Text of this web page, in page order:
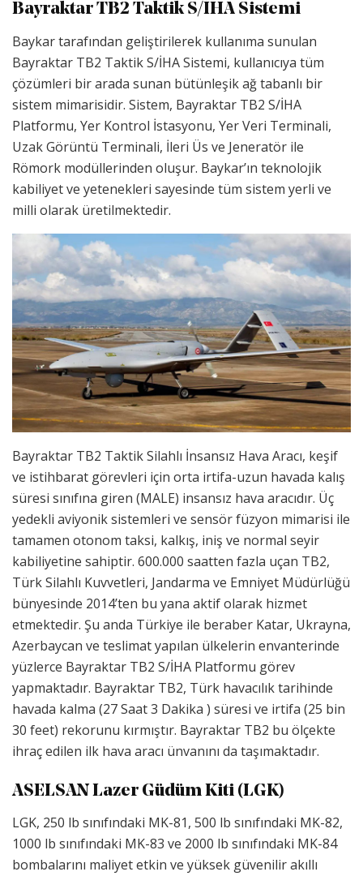
Bayraktar TB2 Taktik S/İHA Sistemi
Baykar tarafından geliştirilerek kullanıma sunulan
Bayraktar TB2 Taktik S/İHA Sistemi, kullanıcıya tüm
çözümleri bir arada sunan bütünleşik ağ tabanlı bir
sistem mimarisidir. Sistem, Bayraktar TB2 S/İHA
Platformu, Yer Kontrol İstasyonu, Yer Veri Terminali,
Uzak Görüntü Terminali, İleri Üs ve Jeneratör ile
Römork modüllerinden oluşur. Baykar’ın teknolojik
kabiliyet ve yetenekleri sayesinde tüm sistem yerli ve
milli olarak üretilmektedir.
Bayraktar TB2 Taktik Silahlı İnsansız Hava Aracı, keşif
ve istihbarat görevleri için orta irtifa-uzun havada kalış
süresi sınıfına giren (MALE) insansız hava aracıdır. Üç
yedekli aviyonik sistemleri ve sensör füzyon mimarisi ile
tamamen otonom taksi, kalkış, iniş ve normal seyir
kabiliyetine sahiptir. 600.000 saatten fazla uçan TB2,
Türk Silahlı Kuvvetleri, Jandarma ve Emniyet Müdürlüğü
bünyesinde 2014’ten bu yana aktif olarak hizmet
etmektedir. Şu anda Türkiye ile beraber Katar, Ukrayna,
Azerbaycan ve teslimat yapılan ülkelerin envanterinde
yüzlerce Bayraktar TB2 S/İHA Platformu görev
yapmaktadır. Bayraktar TB2, Türk havacılık tarihinde
havada kalma (27 Saat 3 Dakika ) süresi ve irtifa (25 bin
30 feet) rekorunu kırmıştır. Bayraktar TB2 bu ölçekte
ihraç edilen ilk hava aracı ünvanını da taşımaktadır.
ASELSAN Lazer Güdüm Kiti (LGK)
LGK, 250 lb sınıfındaki MK-81, 500 lb sınıfındaki MK-82,
1000 lb sınıfındaki MK-83 ve 2000 lb sınıfındaki MK-84
bombalarını maliyet etkin ve yüksek güvenilir akıllı